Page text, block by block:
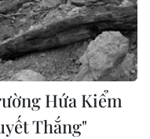
Hứa Kiểm
Thắng"